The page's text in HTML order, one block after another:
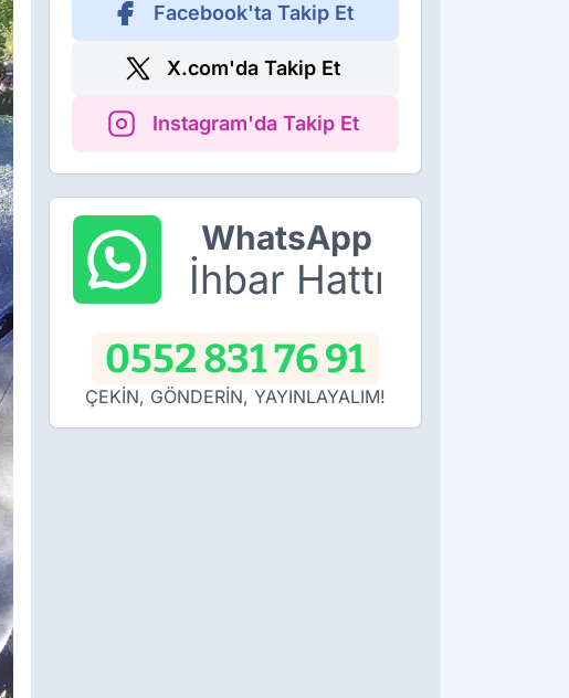
Facebook'ta Takip Et
X.com'da Takip Et
Instagram'da Takip Et
WhatsApp
İhbar Hattı
0552 831 76 91
ÇEKİN, GÖNDERİN, YAYINLAYALIM!